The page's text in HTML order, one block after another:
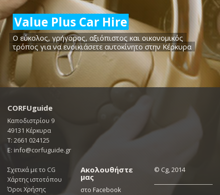
Value Plus Car Hire
Ο εύκολος, γρήγορος, αξιόπιστος και οικονομικός
τρόπος για να ενοικιάσετε αυτοκίνητο στην Κέρκυρα
CORFUguide
Καποδιστρίου 9
49131 Κέρκυρα
Τ: 2661 024125
E: info@corfuguide.gr
Σχετικά με το CG
Χάρτης ιστοτόπου
Όροι Χρήσης
Ακολουθήστε
μας
στο Facebook
© Cg, 2014